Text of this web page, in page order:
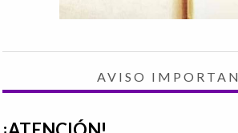
AVISO